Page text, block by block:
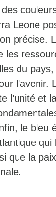
Leone
précise.
les
du pays,
l’avenir.
l’unité et
le bleu
que la paix